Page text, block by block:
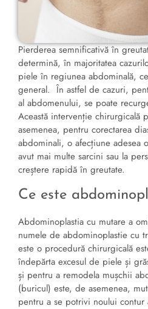
Pierderea semnificativă în
determină, în majoritatea
piele în regiunea abdominală,
general. În astfel de cazuri,
al abdomenului, se poate
Această intervenție chirurgicală
asemenea, pentru corectarea
abdominali, o afecțiune adesea
avut mai multe sarcini sau la
creștere rapidă în greutate.
Ce este
Abdominoplastia cu mutare a
numele de abdominoplastie cu
este o procedură chirurgicală
îndepărta excesul de piele și
și pentru a remodela mușchii
(buricul) este, de asemenea,
pentru a se potrivi noului contur